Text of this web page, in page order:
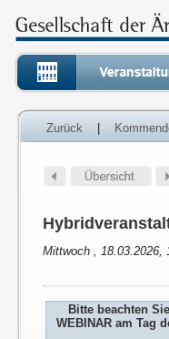
Zurück
Mittwoch , 18.03.2026,
Bitte beachten
WEBINAR am Tag